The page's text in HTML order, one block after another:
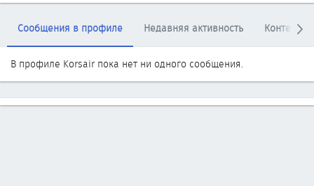
Сообщения в профиле Недавняя активность Контент
В профиле Korsair пока нет ни одного сообщения.